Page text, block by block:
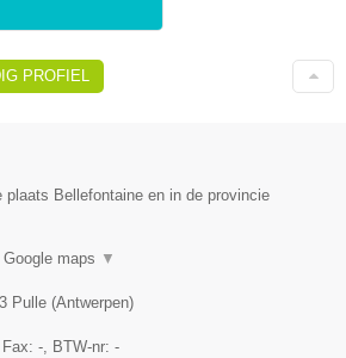
PROFIEL
plaats Bellefontaine en in de provincie
Google maps ▼
Pulle (Antwerpen)
, Fax: - , BTW-nr: -